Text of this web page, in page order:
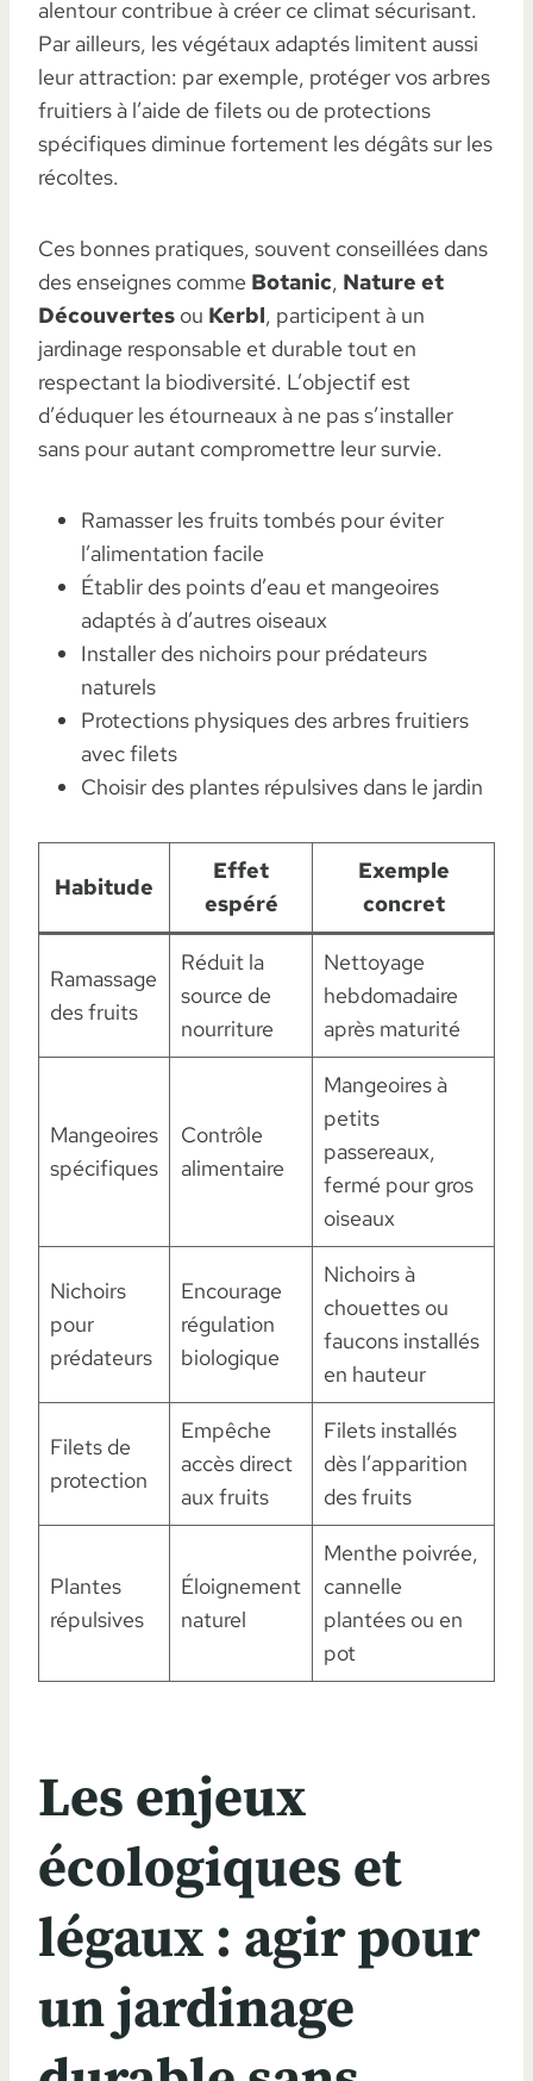
alentour contribue à créer ce climat sécurisant.
Par ailleurs, les végétaux adaptés limitent aussi
leur attraction: par exemple, protéger vos arbres
fruitiers à l’aide de filets ou de protections
spécifiques diminue fortement les dégâts sur les
récoltes.
Ces bonnes pratiques, souvent conseillées dans
des enseignes comme Botanic, Nature et
Découvertes ou Kerbl, participent à un
jardinage responsable et durable tout en
respectant la biodiversité. L’objectif est
d’éduquer les étourneaux à ne pas s’installer
sans pour autant compromettre leur survie.
Ramasser les fruits tombés pour éviter
l’alimentation facile
Établir des points d’eau et mangeoires
adaptés à d’autres oiseaux
Installer des nichoirs pour prédateurs
naturels
Protections physiques des arbres fruitiers
avec filets
Choisir des plantes répulsives dans le jardin
Habitude
Effet
espéré
Exemple
concret
Ramassage
des fruits
Réduit la
source de
nourriture
Nettoyage
hebdomadaire
après maturité
Mangeoires
spécifiques
Contrôle
alimentaire
Mangeoires à
petits
passereaux,
fermé pour gros
oiseaux
Nichoirs
pour
prédateurs
Encourage
régulation
biologique
Nichoirs à
chouettes ou
faucons installés
en hauteur
Filets de
protection
Empêche
accès direct
aux fruits
Filets installés
dès l’apparition
des fruits
Plantes
répulsives
Éloignement
naturel
Menthe poivrée,
cannelle
plantées ou en
pot
Les enjeux
écologiques et
légaux : agir pour
un jardinage